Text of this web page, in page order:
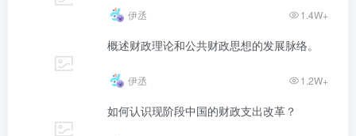
伊丞 1.4W+
概述财政理论和公共财政思想的发展脉络。
伊丞 1.2W+
如何认识现阶段中国的财政支出改革？